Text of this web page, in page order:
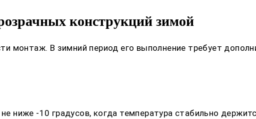
конструкций зимой
монтаж. В зимний период его выполнение требует
ниже -10 градусов, когда температура стабильно